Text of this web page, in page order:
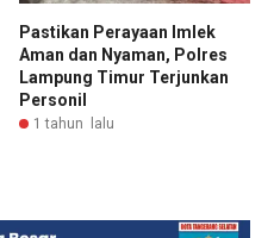
Pastikan Perayaan Imlek
Aman dan Nyaman, Polres
Lampung Timur Terjunkan
Personil
1 tahun lalu